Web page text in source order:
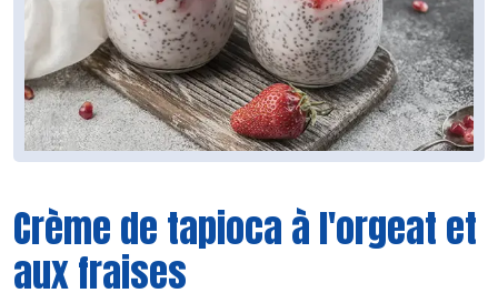
Crème de tapioca à l'orgeat et
aux fraises